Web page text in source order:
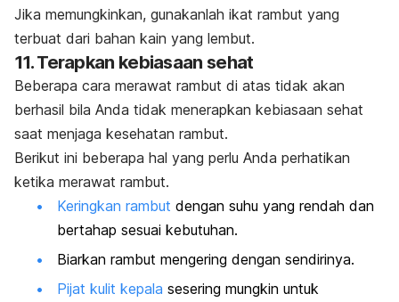
Jika memungkinkan, gunakanlah ikat rambut yang
terbuat dari bahan kain yang lembut.
11. Terapkan kebiasaan sehat
Beberapa cara merawat rambut di atas tidak akan
berhasil bila Anda tidak menerapkan kebiasaan sehat
saat menjaga kesehatan rambut.
Berikut ini beberapa hal yang perlu Anda perhatikan
ketika merawat rambut.
Keringkan rambut dengan suhu yang rendah dan
bertahap sesuai kebutuhan.
Biarkan rambut mengering dengan sendirinya.
Pijat kulit kepala sesering mungkin untuk